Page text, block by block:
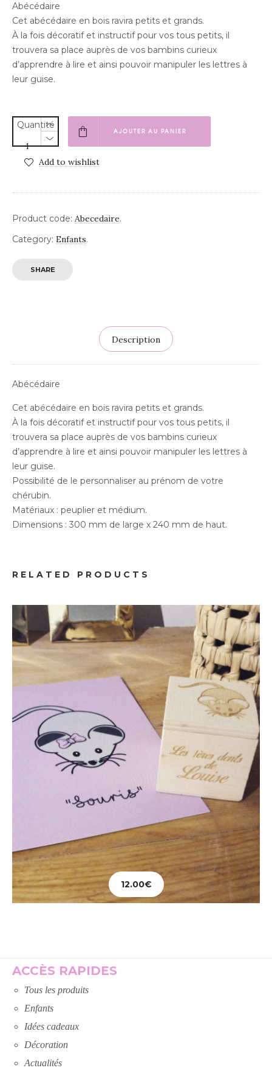
Abécédaire
Cet abécédaire en bois ravira petits et grands.
À la fois décoratif et instructif pour vos tous petits, il
trouvera sa place auprès de vos bambins curieux
d’apprendre à lire et ainsi pouvoir manipuler les lettres à
leur guise.
Quantité
AJOUTER AU PANIER
Add to wishlist
Product code: Abecedaire.
Category: Enfants.
SHARE
Description
Abécédaire
Cet abécédaire en bois ravira petits et grands.
À la fois décoratif et instructif pour vos tous petits, il
trouvera sa place auprès de vos bambins curieux
d’apprendre à lire et ainsi pouvoir manipuler les lettres à
leur guise.
Possibilité de le personnaliser au prénom de votre
chérubin.
Matériaux : peuplier et médium.
Dimensions : 300 mm de large x 240 mm de haut.
RELATED PRODUCTS
Boite à dents de lait Souris
12.00€
ACCÈS RAPIDES
Tous les produits
Enfants
Idées cadeaux
Décoration
Actualités